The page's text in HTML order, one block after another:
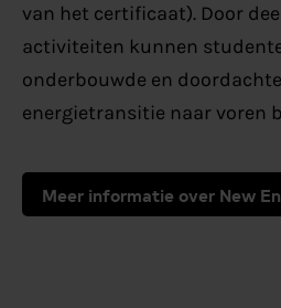
van het certificaat). Door
activiteiten kunnen
onderbouwde en
energietransitie naar voren
Meer informatie over New